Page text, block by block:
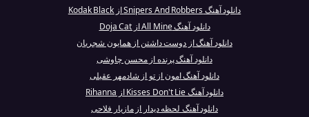
دانلود آهنگ Snipers And Robbers از Kodak Black
دانلود آهنگ All Mine از Doja Cat
دانلود آهنگ از دوست داشتن از همایون شجریان
دانلود آهنگ پرنده از محسن چاوشی
دانلود آهنگ امون از تو از شادمهر عقیلی
دانلود آهنگ Kisses Don't Lie از Rihanna
دانلود آهنگ لحظه دیدار از مازیار فلاحی